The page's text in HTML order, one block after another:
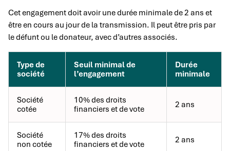
Cet engagement doit avoir une durée minimale de 2 ans et
être en cours au jour de la transmission. Il peut être pris par
le défunt ou le donateur, avec d’autres associés.
Type de
société
Seuil minimal de
l’engagement
Durée
minimale
Société
cotée
10% des droits
financiers et de vote
2 ans
Société
non cotée
17% des droits
financiers et de vote
2 ans